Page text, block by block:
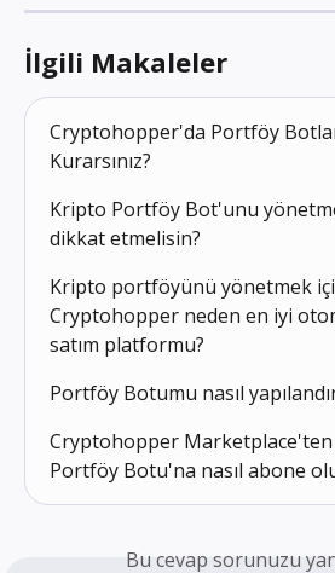
İlgili Makaleler
Cryptohopper'da Portföy
Kurarsınız?
Kripto Portföy Bot'unu
dikkat etmelisin?
Kripto portföyünü yönetmek
Cryptohopper neden en iyi
satım platformu?
Portföy Botumu nasıl
Cryptohopper
Portföy Botu'na nasıl abone
Bu cevap sorunuzu